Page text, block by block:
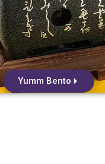
Yumm Bento